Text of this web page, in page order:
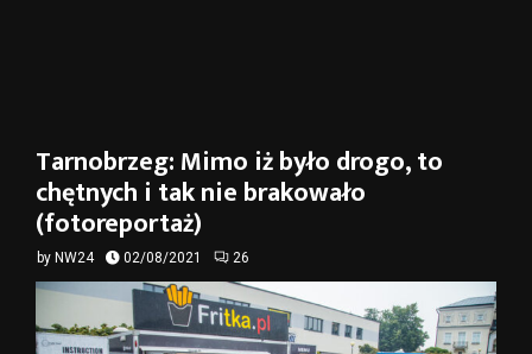
Tarnobrzeg: Mimo iż było drogo, to
chętnych i tak nie brakowało
(fotoreportaż)
by NW24 02/08/2021 26